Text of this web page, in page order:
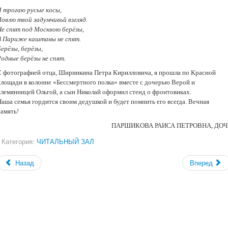
тpoгaю pусые кoсы,
твoй зaдyмчивьй взгляд.
спят пoд Мoсквoю бepёзы,
Пapижe кaштaны нe спят.
бepёзы,
берёзы не спят.
фотографией отца, Ширинкина Петра Кирилловича, я прошла по Красной
в колонне «Бессмертного полка» вместе с дочерью Верой и
Ольгой, а сын Николай оформил стенд о фронтовиках.
семья гордится своим дедушкой и будет помнить его всегда. Вечная
ПАРШИКОВА РАИСА ПЕТРОВНА,
Категория: ЧИТАЛЬНЫЙ ЗАЛ
Назад Вперед